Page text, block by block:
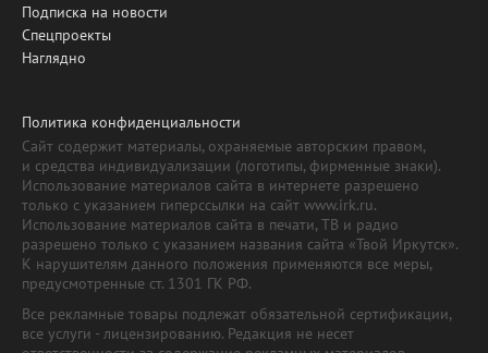
Подписка на новости
Спецпроекты
Наглядно
Политика конфиденциальности
Сайт содержит материалы, охраняемые авторским правом,
и средства индивидуализации (логотипы, фирменные знаки).
Использование материалов сайта в интернете разрешено
только с указанием гиперссылки на сайт www.irk.ru.
Использование материалов сайта в печати, ТВ и радио
разрешено только с указанием названия сайта «Твой Иркутск».
К нарушителям данного положения применяются все меры,
предусмотренные ст. 1301 ГК РФ.
Все рекламные товары подлежат обязательной сертификации,
все услуги - лицензированию. Редакция не несет